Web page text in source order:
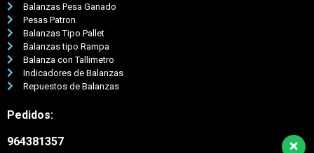
Balanzas Pesa Ganado
Pesas Patron
Balanzas Tipo Pallet
Balanzas tipo Rampa
Balanza con Tallimetro
Indicadores de Balanzas
Repuestos de Balanzas
Pedidos:
964381357